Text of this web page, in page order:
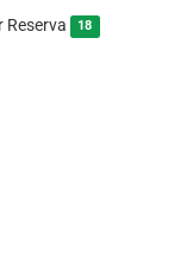
Reserva 18